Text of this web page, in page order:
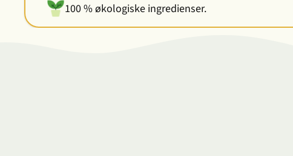
100 % økologiske ingredienser.